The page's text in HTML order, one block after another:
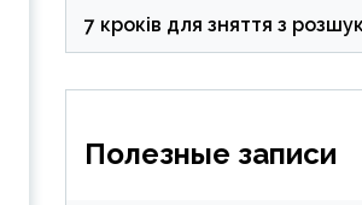
7 кроків для зняття з
Полезные записи